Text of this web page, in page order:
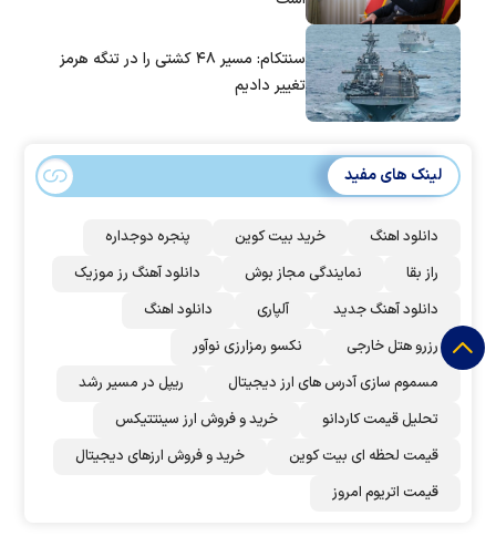
سنتکام: مسیر ۴۸ کشتی را در تنگه هرمز
تغییر دادیم
لینک های مفید
دانلود اهنگ خرید بیت کوین
پنجره دوجداره
راز بقا
نمایندگی مجاز بوش
دانلود آهنگ رز‌ موزیک
دانلود آهنگ جدید
آلپاری
دانلود اهنگ
رزرو هتل خارجی
نکسو رمزارزی نوآور
مسموم سازی آدرس های ارز دیجیتال
ریپل در مسیر رشد
تحلیل قیمت کاردانو
خرید و فروش ارز سینتتیکس
قیمت لحظه ای بیت کوین
خرید و فروش ارزهای دیجیتال
قیمت اتریوم امروز